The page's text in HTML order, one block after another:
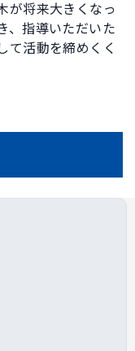
が将来大きくなっ
、指導いただいた
て活動を締めくく